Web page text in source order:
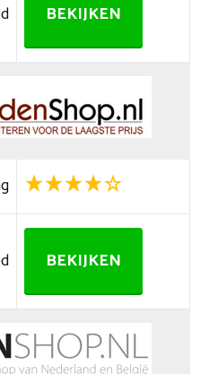
BEKIJKEN
BEKIJKEN